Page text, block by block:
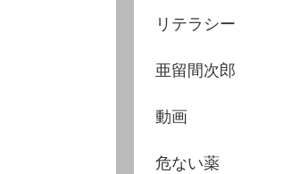
リテラシー
亜留間次郎
動画
危ない薬